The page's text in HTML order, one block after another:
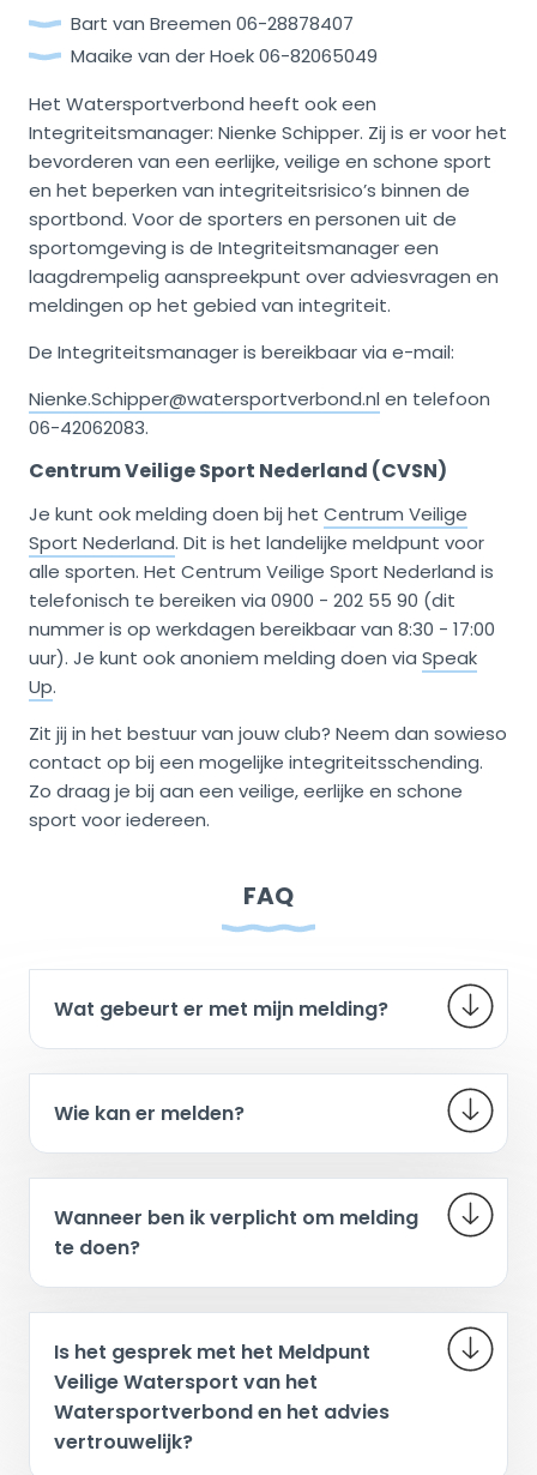
Bart van Breemen 06-28878407
Maaike van der Hoek 06-82065049
Het Watersportverbond heeft ook een
Integriteitsmanager: Nienke Schipper. Zij is er voor het
bevorderen van een eerlijke, veilige en schone sport
en het beperken van integriteitsrisico’s binnen de
sportbond. Voor de sporters en personen uit de
sportomgeving is de Integriteitsmanager een
laagdrempelig aanspreekpunt over adviesvragen en
meldingen op het gebied van integriteit.
De Integriteitsmanager is bereikbaar via e-mail:
Nienke.Schipper@watersportverbond.nl en telefoon
06-42062083.
Centrum Veilige Sport Nederland (CVSN)
Je kunt ook melding doen bij het Centrum Veilige
Sport Nederland. Dit is het landelijke meldpunt voor
alle sporten. Het Centrum Veilige Sport Nederland is
telefonisch te bereiken via 0900 - 202 55 90 (dit
nummer is op werkdagen bereikbaar van 8:30 - 17:00
uur). Je kunt ook anoniem melding doen via Speak
Up.
Zit jij in het bestuur van jouw club? Neem dan sowieso
contact op bij een mogelijke integriteitsschending.
Zo draag je bij aan een veilige, eerlijke en schone
sport voor iedereen.
FAQ
Wat gebeurt er met mijn melding?
Wie kan er melden?
Wanneer ben ik verplicht om melding
te doen?
Is het gesprek met het Meldpunt
Veilige Watersport van het
Watersportverbond en het advies
vertrouwelijk?